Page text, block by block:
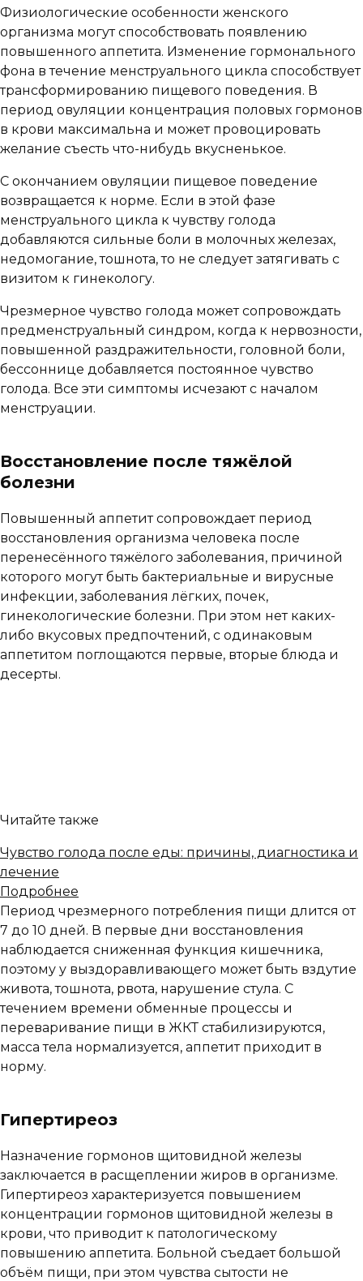
Физиологические особенности женского
организма могут способствовать появлению
повышенного аппетита. Изменение гормонального
фона в течение менструального цикла способствует
трансформированию пищевого поведения. В
период овуляции концентрация половых гормонов
в крови максимальна и может провоцировать
желание съесть что-нибудь вкусненькое.
С окончанием овуляции пищевое поведение
возвращается к норме. Если в этой фазе
менструального цикла к чувству голода
добавляются сильные боли в молочных железах,
недомогание, тошнота, то не следует затягивать с
визитом к гинекологу.
Чрезмерное чувство голода может сопровождать
предменструальный синдром, когда к нервозности,
повышенной раздражительности, головной боли,
бессоннице добавляется постоянное чувство
голода. Все эти симптомы исчезают с началом
менструации.
Восстановление после тяжёлой
болезни
Повышенный аппетит сопровождает период
восстановления организма человека после
перенесённого тяжёлого заболевания, причиной
которого могут быть бактериальные и вирусные
инфекции, заболевания лёгких, почек,
гинекологические болезни. При этом нет каких-
либо вкусовых предпочтений, с одинаковым
аппетитом поглощаются первые, вторые блюда и
десерты.
Читайте также
Чувство голода после еды: причины, диагностика и
лечение
Подробнее
Период чрезмерного потребления пищи длится от
7 до 10 дней. В первые дни восстановления
наблюдается сниженная функция кишечника,
поэтому у выздоравливающего может быть вздутие
живота, тошнота, рвота, нарушение стула. С
течением времени обменные процессы и
переваривание пищи в ЖКТ стабилизируются,
масса тела нормализуется, аппетит приходит в
норму.
Гипертиреоз
Назначение гормонов щитовидной железы
заключается в расщеплении жиров в организме.
Гипертиреоз характеризуется повышением
концентрации гормонов щитовидной железы в
крови, что приводит к патологическому
повышению аппетита. Больной съедает большой
объём пищи, при этом чувства сытости не